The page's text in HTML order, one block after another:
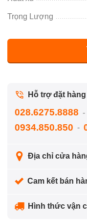
Trọng Lượng
Hỗ trợ đặt hàng
028.6275.8888 -
0934.850.850 -
Địa chỉ cửa
Cam kết bán
Hình thức vận